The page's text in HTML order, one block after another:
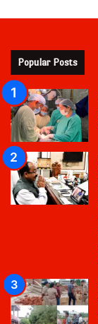
Popular Posts